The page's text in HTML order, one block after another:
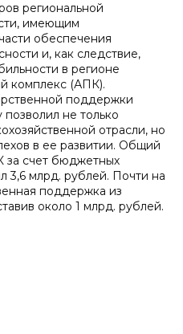
региональной
имеющим
обеспечения
и, как следствие,
в регионе
комплекс (АПК).
поддержки
позволил не только
отрасли, но
в ее развитии. Общий
за счет бюджетных
3,6 млрд. рублей. Почти на
поддержка из
около 1 млрд. рублей.